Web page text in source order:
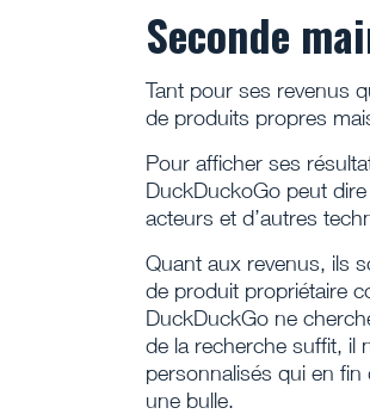
Seconde
Tant pour ses revenus
de produits propres
Pour afficher ses
DuckDuckoGo peut dire
acteurs et d’autres
Quant aux revenus, ils
de produit propriétaire
DuckDuckGo ne
de la recherche suffit, il
personnalisés qui en
une bulle.